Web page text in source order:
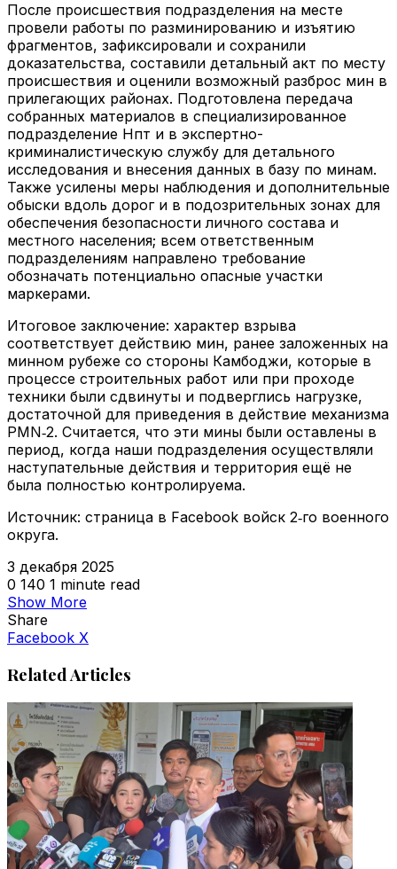
После происшествия подразделения на месте
провели работы по разминированию и изъятию
фрагментов, зафиксировали и сохранили
доказательства, составили детальный акт по месту
происшествия и оценили возможный разброс мин в
прилегающих районах. Подготовлена передача
собранных материалов в специализированное
подразделение Нпт и в экспертно-
криминалистическую службу для детального
исследования и внесения данных в базу по минам.
Также усилены меры наблюдения и дополнительные
обыски вдоль дорог и в подозрительных зонах для
обеспечения безопасности личного состава и
местного населения; всем ответственным
подразделениям направлено требование
обозначать потенциально опасные участки
маркерами.
Итоговое заключение: характер взрыва
соответствует действию мин, ранее заложенных на
минном рубеже со стороны Камбоджи, которые в
процессе строительных работ или при проходе
техники были сдвинуты и подверглись нагрузке,
достаточной для приведения в действие механизма
PMN‑2. Считается, что эти мины были оставлены в
период, когда наши подразделения осуществляли
наступательные действия и территория ещё не
была полностью контролируема.
Источник: страница в Facebook войск 2‑го военного
округа.
3 декабря 2025
0 140 1 minute read
Show More
Share
Facebook X
Related Articles